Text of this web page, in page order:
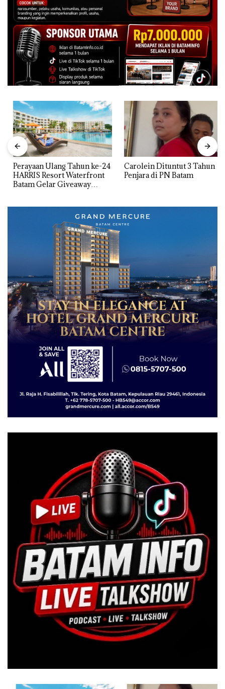
Perayaan Ulang Tahun ke-24
HARRIS Resort Waterfront
Batam Gelar Giveaway
Carolein Dituntut 3 Tahun
Penjara di PN Batam